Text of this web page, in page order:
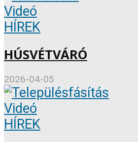
Videó
HÍREK
HÚSVÉTVÁRÓ
2026-04-05
Videó
HÍREK